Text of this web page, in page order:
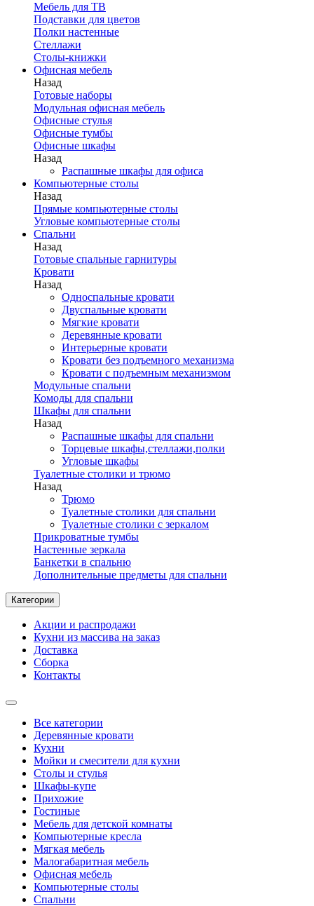
Мебель для ТВ
Подставки для цветов
Полки настенные
Стеллажи
Столы-книжки
Офисная мебель
Назад
Готовые наборы
Модульная офисная мебель
Офисные стулья
Офисные тумбы
Офисные шкафы
Назад
Распашные шкафы для офиса
Компьютерные столы
Назад
Прямые компьютерные столы
Угловые компьютерные столы
Спальни
Назад
Готовые спальные гарнитуры
Кровати
Назад
Односпальные кровати
Двуспальные кровати
Мягкие кровати
Деревянные кровати
Интерьерные кровати
Кровати без подъемного механизма
Кровати с подъемным механизмом
Модульные спальни
Комоды для спальни
Шкафы для спальни
Назад
Распашные шкафы для спальни
Торцевые шкафы,стеллажи,полки
Угловые шкафы
Туалетные столики и трюмо
Назад
Трюмо
Туалетные столики для спальни
Туалетные столики с зеркалом
Прикроватные тумбы
Настенные зеркала
Банкетки в спальню
Дополнительные предметы для спальни
Категории
Акции и распродажи
Кухни из массива на заказ
Доставка
Сборка
Контакты
Все категории
Деревянные кровати
Кухни
Мойки и смесители для кухни
Столы и стулья
Шкафы-купе
Прихожие
Гостиные
Мебель для детской комнаты
Компьютерные кресла
Мягкая мебель
Малогабаритная мебель
Офисная мебель
Компьютерные столы
Спальни